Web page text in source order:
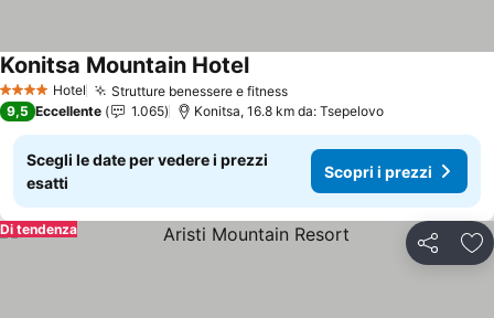
4 Stelle Hotel Strutture benessere e fitnessScopri i prezzi
Konitsa Mountain HotelScopri i prezzi
9,5 Eccellente 1.065 Konitsa, 16.8 km da: Tsepelovo
Scegli le date per vedere i prezzi
esatti
Scopri i prezzi
Condividi
Di tendenza